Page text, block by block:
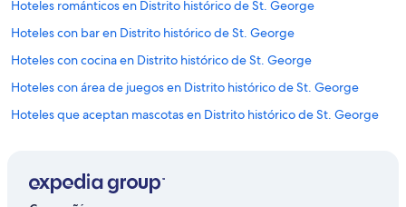
Hoteles románticos en Distrito histórico de St. George
Hoteles con bar en Distrito histórico de St. George
Hoteles con cocina en Distrito histórico de St. George
Hoteles con área de juegos en Distrito histórico de St. George
Hoteles que aceptan mascotas en Distrito histórico de St. George
Park